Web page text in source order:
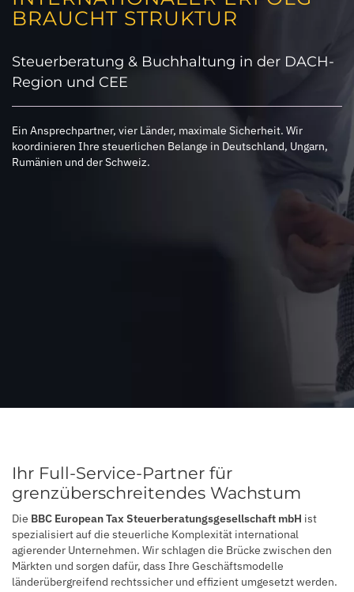
BRAUCHT STRUKTUR
Steuerberatung & Buchhaltung in der DACH-
Region und CEE
Ein Ansprechpartner, vier Länder, maximale Sicherheit. Wir
koordinieren Ihre steuerlichen Belange in Deutschland, Ungarn,
Rumänien und der Schweiz.
Ihr Full-Service-Partner für
grenzüberschreitendes Wachstum
Die BBC European Tax Steuerberatungsgesellschaft mbH ist
spezialisiert auf die steuerliche Komplexität international
agierender Unternehmen. Wir schlagen die Brücke zwischen den
Märkten und sorgen dafür, dass Ihre Geschäftsmodelle
länderübergreifend rechtssicher und effizient umgesetzt werden.